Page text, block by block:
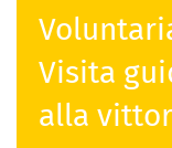
Visita
alla